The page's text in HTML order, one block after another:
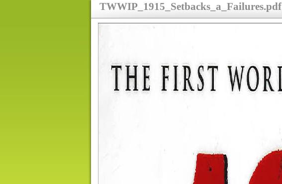
TWWIP_1915_Setbacks_a_Failures.pdf